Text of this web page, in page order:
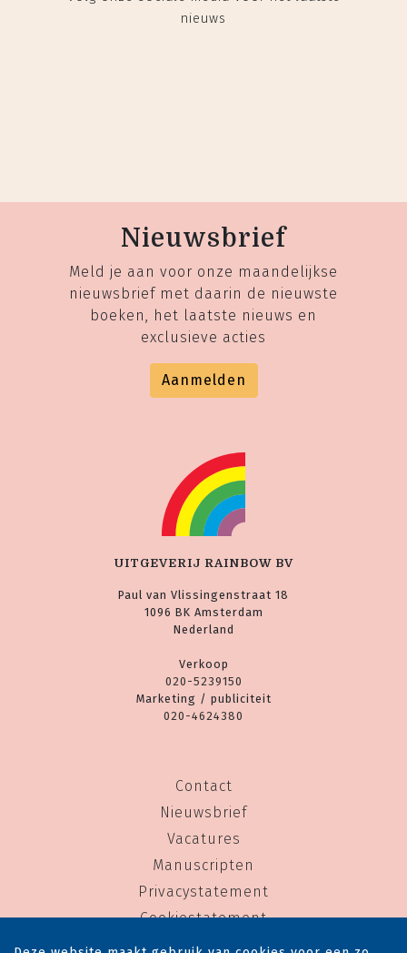
nieuws
Nieuwsbrief
Meld je aan voor onze maandelijkse
nieuwsbrief met daarin de nieuwste
boeken, het laatste nieuws en
exclusieve acties
Aanmelden
UITGEVERIJ RAINBOW BV
Paul van Vlissingenstraat 18
1096 BK Amsterdam
Nederland
Verkoop
020-5239150
Marketing / publiciteit
020-4624380
Contact
Nieuwsbrief
Vacatures
Manuscripten
Privacystatement
Cookiestatement
Cookie-instellingen